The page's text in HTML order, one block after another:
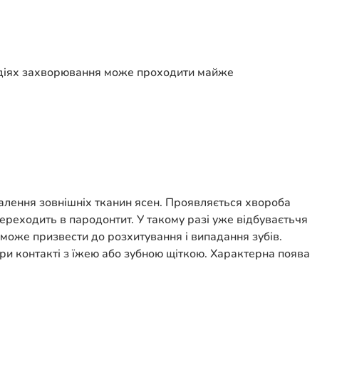
захворювання може проходити майже
зовнішніх тканин ясен. Проявляється хвороба
в пародонтит. У такому разі уже відбуваєтьчя
призвести до розхитування і випадання зубів.
контакті з їжею або зубною щіткою. Характерна поява